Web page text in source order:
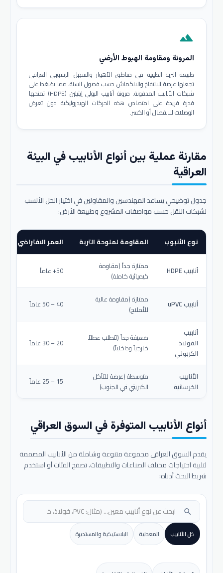
terrain
المرونة ومقاومة الهبوط الأرضي
طبيعة التربة الطينية في مناطق الأهوار والسهل الرسوبي العراقي
تجعلها عرضة للانتفاخ والانكماش حسب فصول السنة، مما يضغط على
شبكات الأنابيب المدفونة. مرونة أنابيب البولي إيثيلين (HDPE) تمنحها
قدرة فريدة على امتصاص هذه الحركات الهيدروليكية دون تعرض
الوصلات للانفصال أو الكسر.
مقارنة عملية بين أنواع الأنابيب في البيئة
العراقية
جدول توضيحي يساعد المهندسين والمقاولين في اختيار الحل الأنسب
لشبكات النقل حسب مواصفات المشروع وطبيعة الأرض:
نوع الأنبوب المقاومة لملوحة التربة العمر الافتراضي
أنابيب HDPE
ممتازة جداً (مقاومة
كيميائية كاملة)
50+ عاماً
أنابيب uPVC
ممتازة (مقاومة عالية
للأملاح)
40 – 50 عاماً
أنابيب
الفولاذ
الكربوني
ضعيفة جداً (تتطلب عطلاً
خارجياً وداخلياً)
20 – 30 عاماً
الأنابيب
الخرسانية
متوسطة (عرضة للتآكل
الكبريتي في الجنوب)
15 – 25 عاماً
أنواع الأنابيب المتوفرة في السوق العراقي
يقدم السوق العراقي مجموعة متنوعة وشاملة من الأنابيب المصممة
لتلبية احتياجات مختلف الصناعات والتطبيقات. تصفح الفئات أو استخدم
شريط البحث أدناه:
search
كل الأنابيب المعدنية البلاستيكية والمستديرة